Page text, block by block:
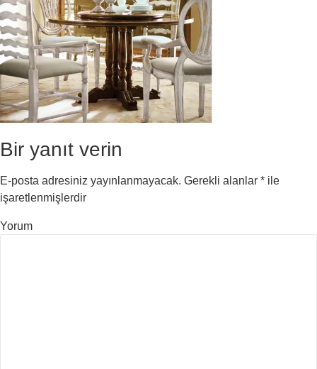
Bir yanıt verin
E-posta adresiniz yayınlanmayacak. Gerekli alanlar * ile
işaretlenmişlerdir
Yorum